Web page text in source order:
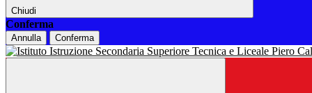
Chiudi
Conferma
Annulla Conferma